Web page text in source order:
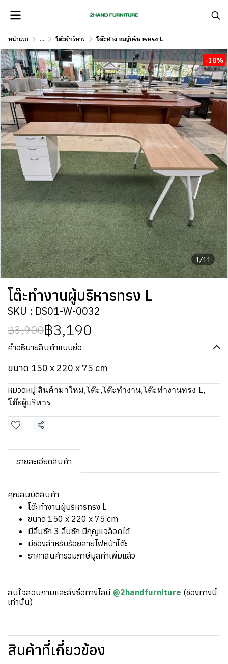
หน้าแรก ... โต๊ะผู้บริหาร โต๊ะทำงานผู้บริหารทรง L
1/11
-18%
โต๊ะทำงานผู้บริหารทรง L
SKU : DS01-W-0032
฿3,900฿3,190
คำอธิบายสินค้าแบบย่อ
ขนาด 150 x 220 x 75 cm
หมวดหมู่:สินค้ามาใหม่,โต๊ะ,โต๊ะทำงาน,โต๊ะทำงานทรง L,
โต๊ะผู้บริหาร
แชร์
รายละเอียดสินค้า
คุณสมบัติสินค้า
โต๊ะทำงานผู้บริหารทรง L
ขนาด 150 x 220 x 75 cm
มีลิ้นชัก 3 ลิ้นชัก มีกุญแจล็อคได้
มีช่องสำหรับร้อยสายไฟหน้าโต๊ะ
ราคาสินค้ารวมภาษีมูลค่าเพิ่มแล้ว
สนใจสอบถามและสั่งซื้อทางไลน์ @2handfurniture (ช่องทางนี้
เท่านั้น)
สินค้าที่เกี่ยวข้อง